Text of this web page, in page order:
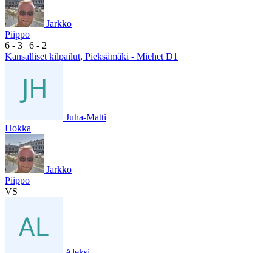
Jarkko
Piippo
6 - 3 | 6 - 2
Kansalliset kilpailut, Pieksämäki - Miehet D1
Juha-Matti
Hokka
Jarkko
Piippo
VS